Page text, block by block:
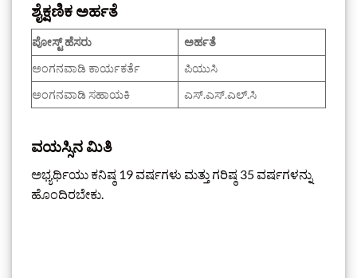
ಶೈಕ್ಷಣಿಕ ಅರ್ಹತೆ
ಪೋಸ್ಟ್ ಹೆಸರು
ಅರ್ಹತೆ
ಅಂಗನವಾಡಿ ಕಾರ್ಯಕರ್ತೆ
ಪಿಯುಸಿ
ಅಂಗನವಾಡಿ ಸಹಾಯಕಿ
ಎಸ್.ಎಸ್.ಎಲ್.ಸಿ
ವಯಸ್ಸಿನ ಮಿತಿ
ಅಭ್ಯರ್ಥಿಯು ಕನಿಷ್ಠ 19 ವರ್ಷಗಳು ಮತ್ತು ಗರಿಷ್ಠ 35 ವರ್ಷಗಳನ್ನು
ಹೊಂದಿರಬೇಕು.